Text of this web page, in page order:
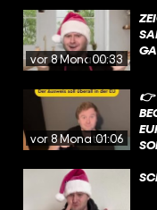
vor 8 Monaten
00:33
vor 8 Monaten
01:06
👉